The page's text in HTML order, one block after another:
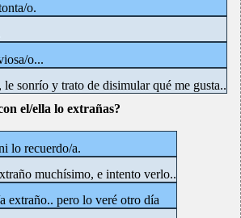
o.
o...
sonrío y trato de disimular qué me gusta..
el/ella lo extrañas?
lo recuerdo/a.
muchísimo, e intento verlo..
extraño.. pero lo veré otro día